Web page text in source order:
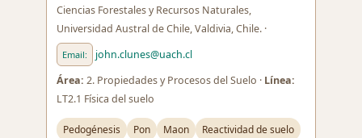
Ciencias Forestales y Recursos Naturales,
Universidad Austral de Chile, Valdivia, Chile. ·
Email:
john.clunes@uach.cl
Área: 2. Propiedades y Procesos del Suelo · Línea:
LT2.1 Física del suelo
Pedogénesis Pon Maon Reactividad de suelo